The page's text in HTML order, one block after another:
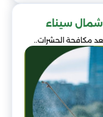
سيناء
مكافحة الحشرات..